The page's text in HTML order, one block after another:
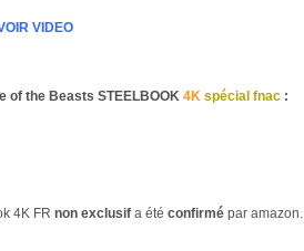
VIDEO
of the Beasts STEELBOOK 4K spécial fnac:
4K FR non exclusif a été confirmé par amazon.